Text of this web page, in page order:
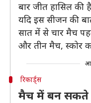
बार जीत हासिल की
यदि इस सीजन की
सात में से चार मैच
और तीन मैच, स्कोर
रिकार्ड्स
मैच में बन सकते